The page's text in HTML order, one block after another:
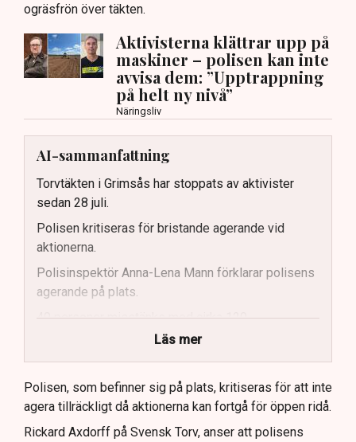
ogräsfrön över täkten.
Aktivisterna klättrar upp på
maskiner – polisen kan inte
avvisa dem: ”Upptrappning
på helt ny nivå”
Näringsliv
AI-sammanfattning
Torvtäkten i Grimsås har stoppats av aktivister
sedan 28 juli.
Polisen kritiseras för bristande agerande vid
aktionerna.
Polisinspektör Anna-Lena Mann förklarar polisens
agerande på plats.
40 personer misstänks med cirka 120
brottsmisstankar kopplade.
Polisen använder drönare och uniformerad polis
för att dokumentera bevis.
Samtidigt är polisarbetet komplext när det gäller
att navigera juridiska rättigheter och gränser.
Läs mer
Polisen, som befinner sig på plats, kritiseras för att inte
agera tillräckligt då aktionerna kan fortgå för öppen ridå.
Rickard Axdorff på Svensk Torv, anser att polisens